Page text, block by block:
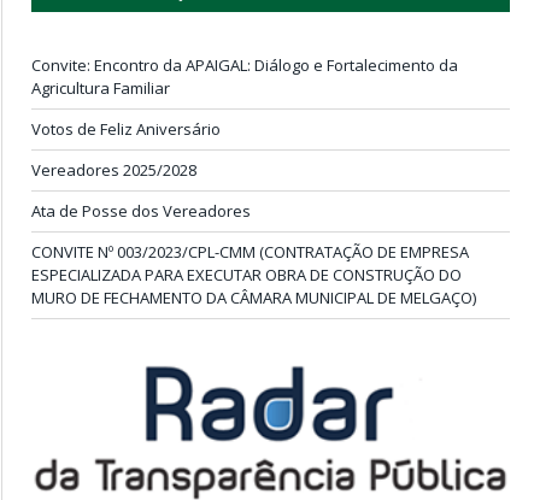
Convite: Encontro da APAIGAL: Diálogo e Fortalecimento da
Agricultura Familiar
Votos de Feliz Aniversário
Vereadores 2025/2028
Ata de Posse dos Vereadores
CONVITE Nº 003/2023/CPL-CMM (CONTRATAÇÃO DE EMPRESA
ESPECIALIZADA PARA EXECUTAR OBRA DE CONSTRUÇÃO DO
MURO DE FECHAMENTO DA CÂMARA MUNICIPAL DE MELGAÇO)